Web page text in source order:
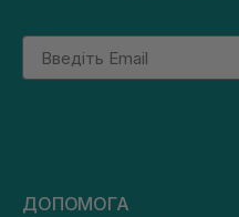
Email
ДОПОМОГА